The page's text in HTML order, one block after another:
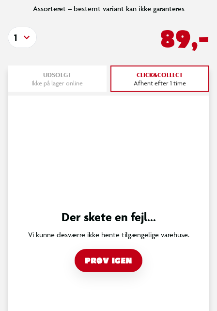
Assorteret – bestemt variant kan ikke garanteres
89,-
1
UDSOLGT
Ikke på lager online
CLICK&COLLECT
Afhent efter 1 time
Der skete en fejl...
Vi kunne desværre ikke hente tilgængelige varehuse.
PRØV IGEN